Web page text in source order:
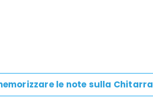
le note sulla Chitarra